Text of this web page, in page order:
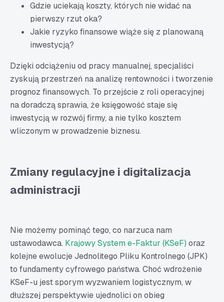
Gdzie uciekają koszty, których nie widać na
pierwszy rzut oka?
Jakie ryzyko finansowe wiąże się z planowaną
inwestycją?
Dzięki odciążeniu od pracy manualnej, specjaliści
zyskują przestrzeń na analizę rentowności i tworzenie
prognoz finansowych. To przejście z roli operacyjnej
na doradczą sprawia, że księgowość staje się
inwestycją w rozwój firmy, a nie tylko kosztem
wliczonym w prowadzenie biznesu.
Zmiany regulacyjne i digitalizacja
administracji
Nie możemy pominąć tego, co narzuca nam
ustawodawca. Krajowy System e-Faktur (KSeF) oraz
kolejne ewolucje Jednolitego Pliku Kontrolnego (JPK)
to fundamenty cyfrowego państwa. Choć wdrożenie
KSeF-u jest sporym wyzwaniem logistycznym, w
dłuższej perspektywie ujednolici on obieg